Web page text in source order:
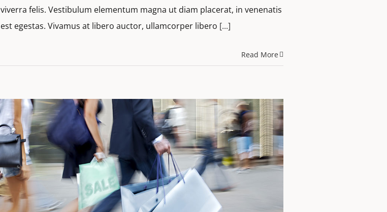
viverra felis. Vestibulum elementum magna ut diam placerat, in venenatis
est egestas. Vivamus at libero auctor, ullamcorper libero [...]
Read More